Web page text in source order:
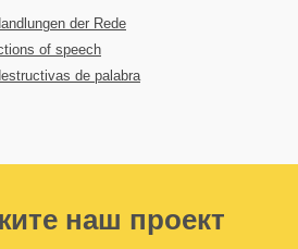
der Rede
of speech
de palabra
наш проект